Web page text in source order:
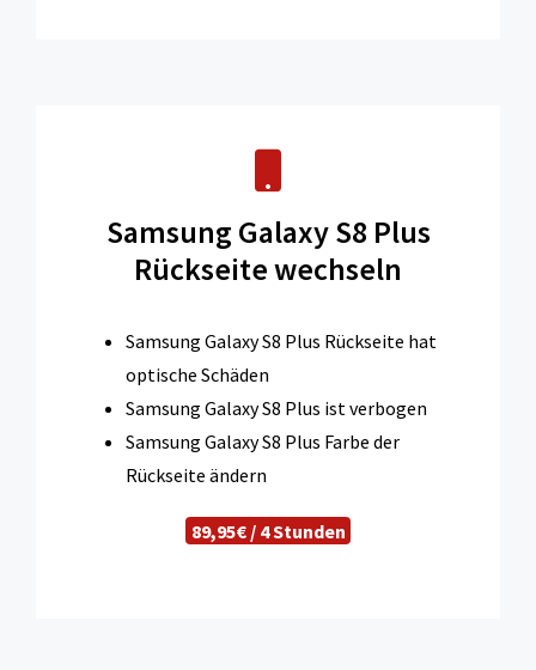
Samsung Galaxy S8 Plus
Rückseite wechseln
Samsung Galaxy S8 Plus Rückseite hat
optische Schäden
Samsung Galaxy S8 Plus ist verbogen
Samsung Galaxy S8 Plus Farbe der
Rückseite ändern
89,95€ / 4 Stunden